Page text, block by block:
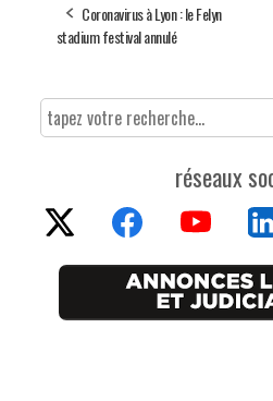
Coronavirus à Lyon : le Felyn
stadium festival annulé
réseaux